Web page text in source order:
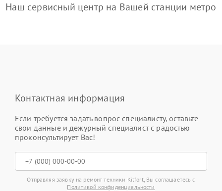
Наш сервисный центр на Вашей станции метро
Контактная информация
Если требуется задать вопрос специалисту, оставьте
свои данные и дежурный специалист с радостью
проконсультирует Вас!
Отправляя заявку на ремонт техники Kitfort, Вы соглашаетесь с
Политикой конфиденциальности